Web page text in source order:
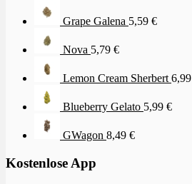
Grape Galena 5,59 €
Nova 5,79 €
Lemon Cream Sherbert 6,99
Blueberry Gelato 5,99 €
GWagon 8,49 €
Kostenlose App